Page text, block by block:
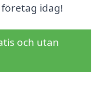
idag!
och utan